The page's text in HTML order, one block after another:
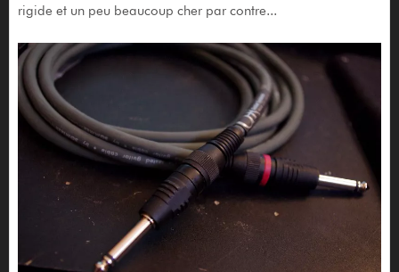
rigide et un peu beaucoup cher par contre...